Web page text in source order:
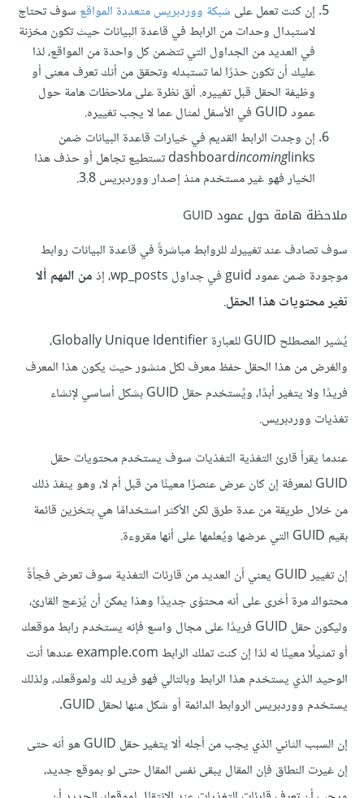
إن كنت تعمل على شبكة ووردبريس متعددة المواقع سوف تحتاج
لاستبدال وحدات من الرابط في قاعدة البيانات حيث تكون مخزنة
في العديد من الجداول التي تتضمن كل واحدة من المواقع، لذا
عليك أن تكون حذرًا لما تستبدله وتحقق من أنك تعرف معنى أو
وظيفة الحقل قبل تغييره. ألق نظرة على ملاحظات هامة حول
عمود GUID في الأسفل لمثال عما لا يجب تغييره.
إن وجدت الرابط القديم في خيارات قاعدة البيانات ضمن
dashboardincoming
links تستطيع تجاهل أو حذف هذا
الخيار فهو غير مستخدم منذ إصدار ووردبريس 3.8.
ملاحظة هامة حول عمود GUID
سوف تصادف عند تغييرك للروابط مباشرةً في قاعدة البيانات روابط
موجودة ضمن عمود guid في جداول wp_posts، إذ
من المهم ألا
تغير محتويات هذا الحقل.
يُشير المصطلح GUID للعبارة Globally Unique Identifier،
والغرض من هذا الحقل حفظ معرف لكل منشور حيث يكون هذا المعرف
فريدًا ولا يتغير أبدًا، ويُستخدم حقل GUID بشكل أساسي لإنشاء
تغذيات ووردبريس.
عندما يقرأ قارئ التغذية التغذيات سوف يستخدم محتويات حقل
GUID لمعرفة إن كان عرض عنصرًا معينًا من قبل أم لا، وهو ينفذ ذلك
من خلال طريقة من عدة طرق لكن الأكثر استخدامًا هي بتخزين قائمة
بقيم GUID التي عرضها ويُعلمها على أنها مقروءة.
إن تغيير GUID يعني أن العديد من قارئات التغذية سوف تعرض فجأةً
محتواك مرة أخرى على أنه محتوًى جديدًا وهذا يمكن أن يُزعج القارئ،
وليكون حقل GUID فريدًا على مجال واسع فإنه يستخدم رابط موقعك
أو تمثيلًا معينًا له لذا إن كنت تملك الرابط example.com عندها أنت
الوحيد الذي يستخدم هذا الرابط وبالتالي فهو فريد لك ولموقعك، ولذلك
يستخدم ووردبريس الروابط الدائمة أو شكل منها لحقل GUID.
إن السبب الثاني الذي يجب من أجله ألا يتغير حقل GUID هو أنه حتى
إن غيرت النطاق فإن المقال يبقى نفس المقال حتى لو بموقع جديد،